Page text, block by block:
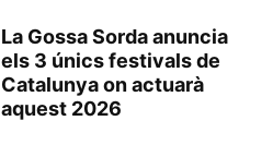
La Gossa Sorda anuncia
els 3 únics festivals de
Catalunya on actuarà
aquest 2026